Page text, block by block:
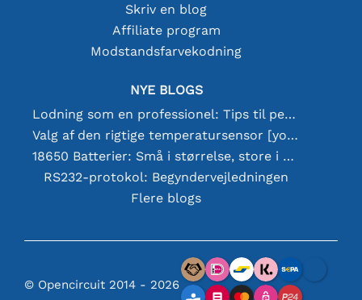
Skriv en blog
Affiliate program
Modstandsfarvekodning
NYE BLOGS
Lodning som en professionel: Tips til perfekte elektroniske forbindelser
Valg af den rigtige temperatursensor [youtube]
18650 Batterier: Små i størrelse, store i ydeevne
RS232-protokol: Begyndervejledningen
Flere blogs
© Opencircuit 2014 - 2026